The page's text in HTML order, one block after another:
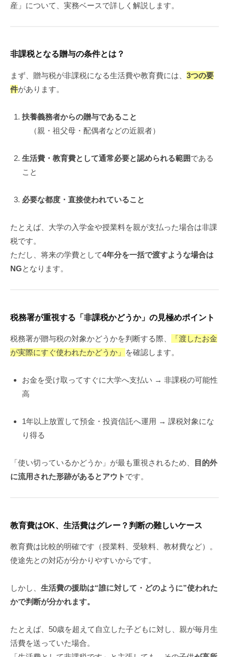
産」について、実務ベースで詳しく解説します。
非課税となる贈与の条件とは？
まず、贈与税が非課税になる生活費や教育費には、 3つの要
件があります。
扶養義務者からの贈与であること
（親・祖父母・配偶者などの近親者）
生活費・教育費として通常必要と認められる範囲である
こと
必要な都度・直接使われていること
たとえば、大学の入学金や授業料を親が支払った場合は非課
税です。
ただし、将来の学費として4年分を一括で渡すような場合は
NGとなります。
税務署が重視する「非課税かどうか」の見極めポイント
税務署が贈与税の対象かどうかを判断する際、
「渡したお金
が実際にすぐ使われたかどうか」
を確認します。
お金を受け取ってすぐに大学へ支払い → 非課税の可能性
高
1年以上放置して預金・投資信託へ運用 → 課税対象にな
り得る
「使い切っているかどうか」が最も重視されるため、
目的外
に流用された形跡があるとアウト です。
教育費はOK、生活費はグレー？判断の難しいケース
教育費は比較的明確です（授業料、受験料、教材費など）。
使途先との対応が分かりやすいからです。
しかし、 生活費の援助は“誰に対して・どのように”使われた
かで判断が分かれます。
たとえば、50歳を超えて自立した子どもに対し、親が毎月生
活費を送っていた場合。